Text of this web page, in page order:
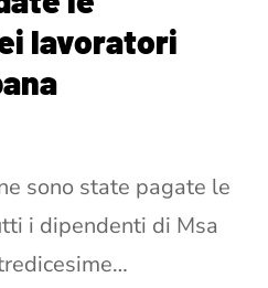
lavoratori
sono state pagate le
i dipendenti di Msa